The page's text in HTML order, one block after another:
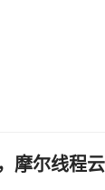
摩尔线程